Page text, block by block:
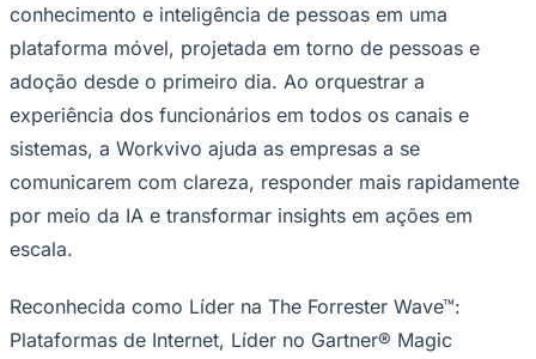
conhecimento e inteligência de pessoas em uma
plataforma móvel, projetada em torno de pessoas e
adoção desde o primeiro dia. Ao orquestrar a
experiência dos funcionários em todos os canais e
sistemas, a Workvivo ajuda as empresas a se
comunicarem com clareza, responder mais rapidamente
por meio da IA e transformar insights em ações em
escala.
Reconhecida como Líder na The Forrester Wave™:
Plataformas de Internet, Líder no Gartner® Magic